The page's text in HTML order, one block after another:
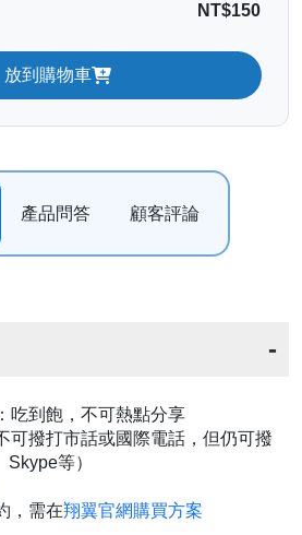
NT$150
放到購物車
產品問答 顧客評論
吃到飽，不可熱點分享
可撥打市話或國際電話，但仍可撥
等）
，需在翔翼官網購買方案